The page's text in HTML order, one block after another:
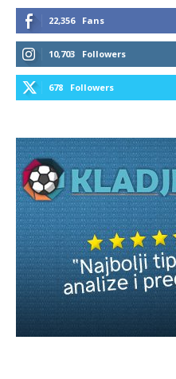
22,356 Fans
10,703 Followers
678 Followers